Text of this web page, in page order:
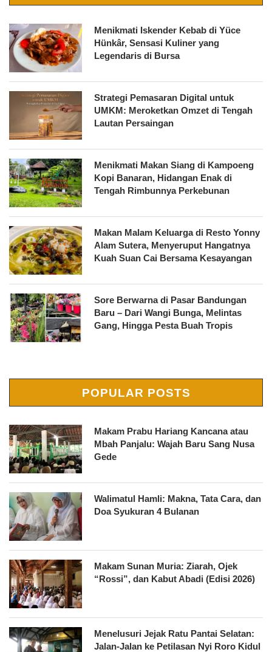
Menikmati Iskender Kebab di Yüce
Hünkâr, Sensasi Kuliner yang
Legendaris di Bursa
Strategi Pemasaran Digital untuk
UMKM: Meroketkan Omzet di Tengah
Lautan Persaingan
Menikmati Makan Siang di Kampoeng
Kopi Banaran, Hidangan Enak di
Tengah Rimbunnya Perkebunan
Makan Malam Keluarga di Resto Yonny
Alam Sutera, Menyeruput Hangatnya
Kuah Suan Cai Bersama Kesayangan
Sore Berwarna di Pasar Bandungan
Baru – Dari Wangi Bunga, Melintas
Gang, Hingga Pesta Buah Tropis
POPULAR POSTS
Makam Prabu Hariang Kancana atau
Mbah Panjalu: Wajah Baru Sang Nusa
Gede
Walimatul Hamli: Makna, Tata Cara, dan
Doa Syukuran 4 Bulanan
Makam Sunan Muria: Ziarah, Ojek
“Rossi”, dan Kabut Abadi (Edisi 2026)
Menelusuri Jejak Ratu Pantai Selatan:
Jalan-Jalan ke Petilasan Nyi Roro Kidul